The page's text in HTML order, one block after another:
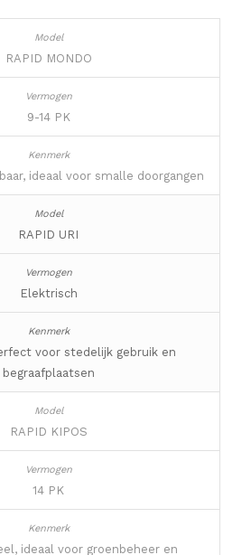
RAPID MONDO
9-14 PK
ideaal voor smalle doorgangen
RAPID URI
Elektrisch
voor stedelijk gebruik en
begraafplaatsen
RAPID KIPOS
14 PK
ideaal voor groenbeheer en